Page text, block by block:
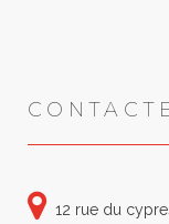
12 rue du